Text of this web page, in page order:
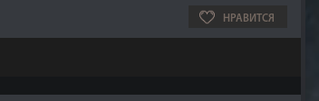
НРАВИТСЯ